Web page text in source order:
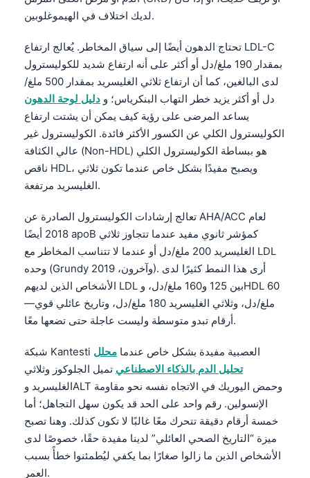
لديك اختلاف في الهيموغلوبين.
تحتاج الدهون أيضًا إلى سياق المخاطر. يُعالج ارتفاع LDL-C
بمقدار 190 ملغ/دل أو أكثر على أنه ارتفاع شديد للكوليسترول
لدى البالغين، كما أن ارتفاع ثلاثي الغليسريد بمقدار 500 ملغ/
دل أو أكثر يزيد خطر التهاب البنكرياس؛ و دليل لوحة الدهون
يساعد المرضى على رؤية كيف يمكن أن يشتت ارتفاع
الكوليسترول الكلي عن الكسور الأكثر فائدة. الكوليسترول غير
عالي الكثافة (Non-HDL) هو ببساطة الكوليسترول الكلي
ناقص HDL، ويصبح مفيدًا بشكل خاص عندما تكون ثلاثي
الغليسريد مرتفعة.
تعالج إرشادات الكوليسترول الصادرة عن AHA/ACC لعام
2018 أيضًا apoB كمؤشر ثانوي مفيد عندما تتجاوز ثلاثي
الغليسريد 200 ملغ/دل أو عندما لا تتناسب المخاطر مع LDL
وحده (Grundy وآخرون، 2019). أرى هذا النمط كثيرًا لدى
الأشخاص الذين لديهم LDL بين 125 و160 ملغ/دل، وHDL 60
ملغ/دل، وثلاثي الغليسريد 180 ملغ/دل، وتاريخ عائلي قوي—
أرقام تبدو متوسطة وليست عاجلة حتى تضعها معًا.
شبكة Kantesti العصبية مفيدة بشكل خاص عندما محلل
تحليل الدم بالذكاء الاصطناعي تميل الجلوكوز وثلاثي
الغليسريد وALT وحمض اليوريك في الاتجاه نفسه نحو مقاومة
الإنسولين. رقم واحد على الحد قد يكون سهل التجاهل؛ أما
خمسة أرقام دقيقة تتحرك معًا غالبًا لا تكون كذلك. وهنا تصبح
ميزة “التاريخ الصحي العائلي” لدينا مفيدة حقًا، خصوصًا لدى
الأشخاص الذين ما زالوا صغارًا بما يكفي ليُطمئنوا خطأً بسبب
العمر.
தமிழ்
ગુજરાતી
ಕನ್ನಡ
മലയാളം
Bahasa Melayu
Tiếng Việt
Tagalog
ไทย
ဗမာစာ
ភាសាខ្មែរ
Kiswahili
አማርኛ
Українська
O‘zbekcha
Català
Қазақ тілі
Suomi
Hrvatski
Slovenčina
پښتو